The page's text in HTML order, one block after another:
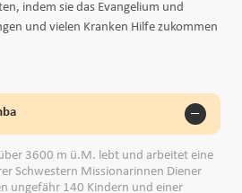
indem sie das Evangelium und
und vielen Kranken Hilfe zukommen
3600 m ü.M. lebt und arbeitet eine
Schwestern Missionarinnen Diener
ungefähr 140 Kindern und einer